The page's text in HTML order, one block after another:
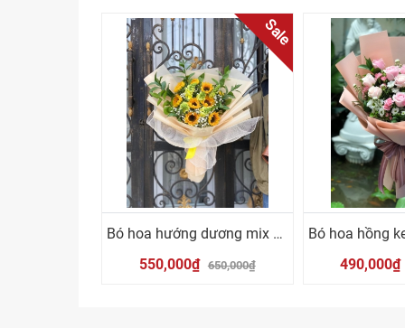
Sale
Bó hoa hướng dương mix mõm sói vàng
550,000₫ 650,000₫ 490,000₫